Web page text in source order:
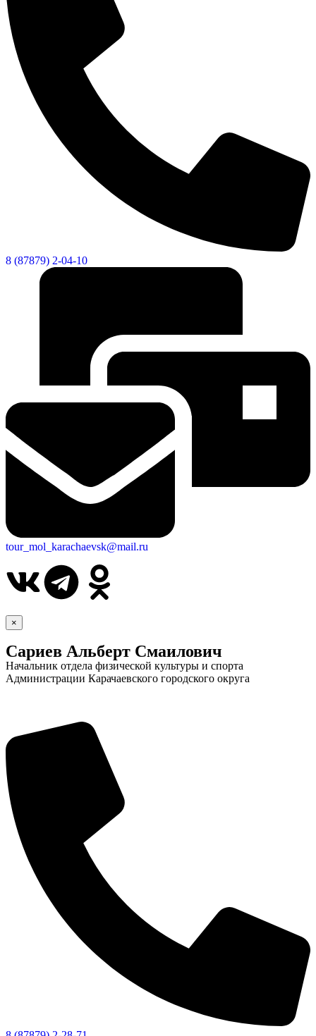
8 (87879) 2-04-10
tour_mol_karachaevsk@mail.ru
×
Сариев Альберт Смаилович
Начальник отдела физической культуры и спорта
Администрации Карачаевского городского округа